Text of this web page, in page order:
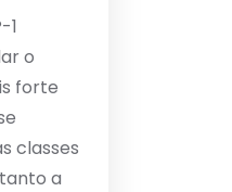
1
o
forte
classes
a